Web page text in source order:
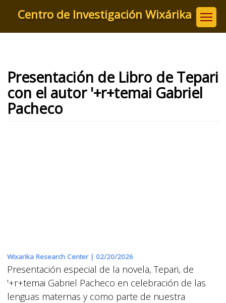
principal
Centro de Investigación Wixárika
Presentación de Libro de Tepari
con el autor '+r+temai Gabriel
Pacheco
Wixarika Research Center | 02/20/2026
Presentación especial de la novela, Tepari, de
'+r+temai Gabriel Pacheco en celebración de las
lenguas maternas y como parte de nuestra